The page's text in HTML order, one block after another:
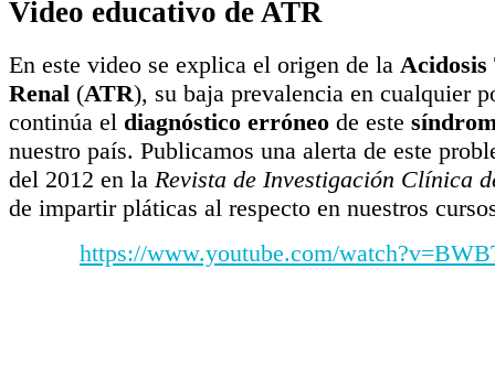
Video educativo de ATR
En este video se explica el origen de la
Renal (ATR), su baja prevalencia en cualquier
continúa el diagnóstico erróneo de este
nuestro país. Publicamos una alerta de este
del 2012 en la Revista de Investigación Clínica
de impartir pláticas al respecto en nuestros
https://www.youtube.com/